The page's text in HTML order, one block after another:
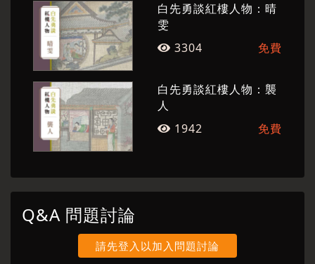
白先勇談紅樓人物：晴
雯
3304
免費
白先勇談紅樓人物：襲
人
1942
免費
Q&A 問題討論
請先登入以加入問題討論